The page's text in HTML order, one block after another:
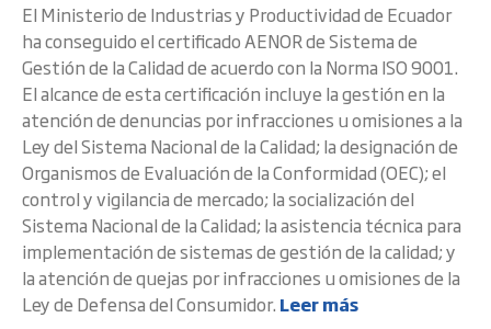
El Ministerio de Industrias y Productividad de Ecuador
ha conseguido el certificado AENOR de Sistema de
Gestión de la Calidad de acuerdo con la Norma ISO 9001.
El alcance de esta certificación incluye la gestión en la
atención de denuncias por infracciones u omisiones a la
Ley del Sistema Nacional de la Calidad; la designación de
Organismos de Evaluación de la Conformidad (OEC); el
control y vigilancia de mercado; la socialización del
Sistema Nacional de la Calidad; la asistencia técnica para
implementación de sistemas de gestión de la calidad; y
la atención de quejas por infracciones u omisiones de la
Ley de Defensa del Consumidor. Leer más